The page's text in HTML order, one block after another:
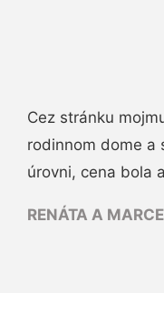
Cez stránku
rodinnom dome a
úrovni, cena bola
RENÁTA A